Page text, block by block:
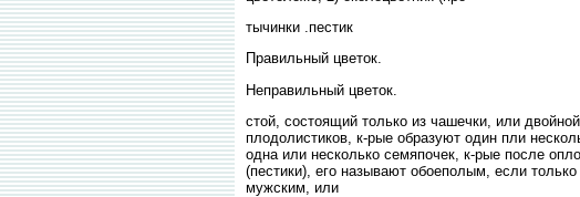
тычинки .пестик
Правильный цветок.
Неправильный цветок.
стой, состоящий только из чашечки, или
плодолистиков, к-рые образуют один пли
одна или несколько семяпочек, к-рые после
(пестики), его называют обоеполым, если
мужским, или